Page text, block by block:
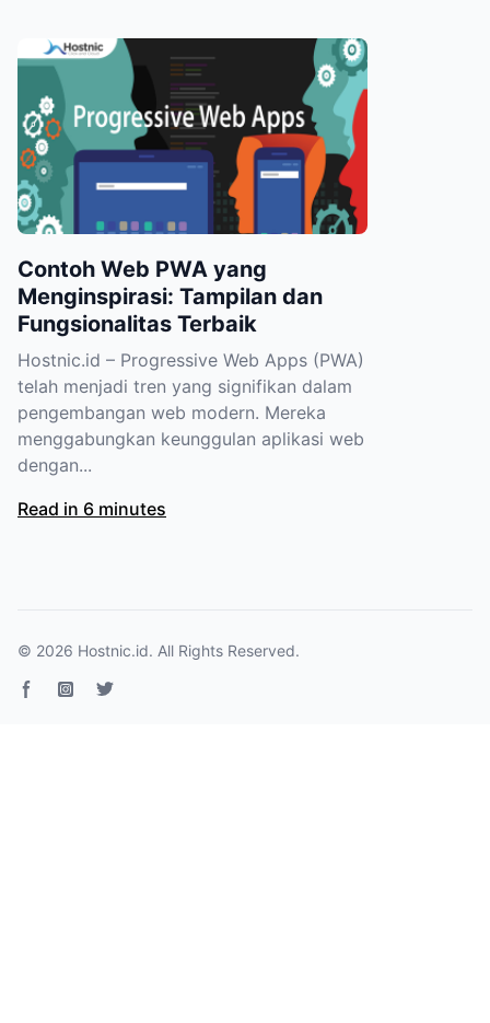
Contoh Web PWA yang
Menginspirasi: Tampilan dan
Fungsionalitas Terbaik
Hostnic.id – Progressive Web Apps (PWA)
telah menjadi tren yang signifikan dalam
pengembangan web modern. Mereka
menggabungkan keunggulan aplikasi web
dengan...
Read in 6 minutes
© 2026 Hostnic.id. All Rights Reserved.